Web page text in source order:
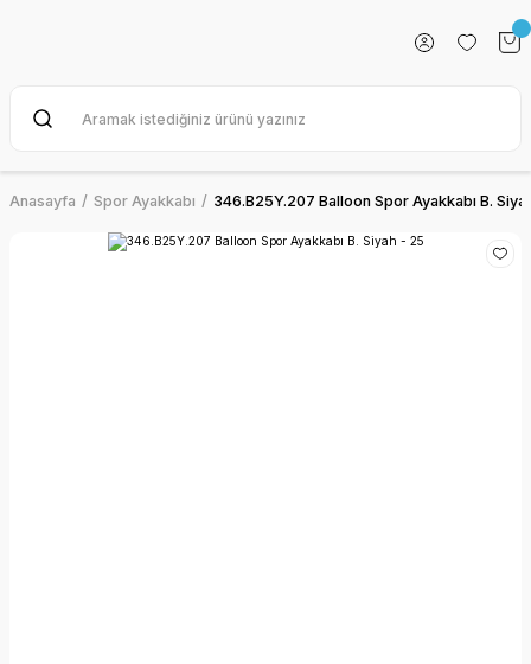
Anasayfa Spor Ayakkabı 346.B25Y.207 Balloon Spor Ayakkabı B.